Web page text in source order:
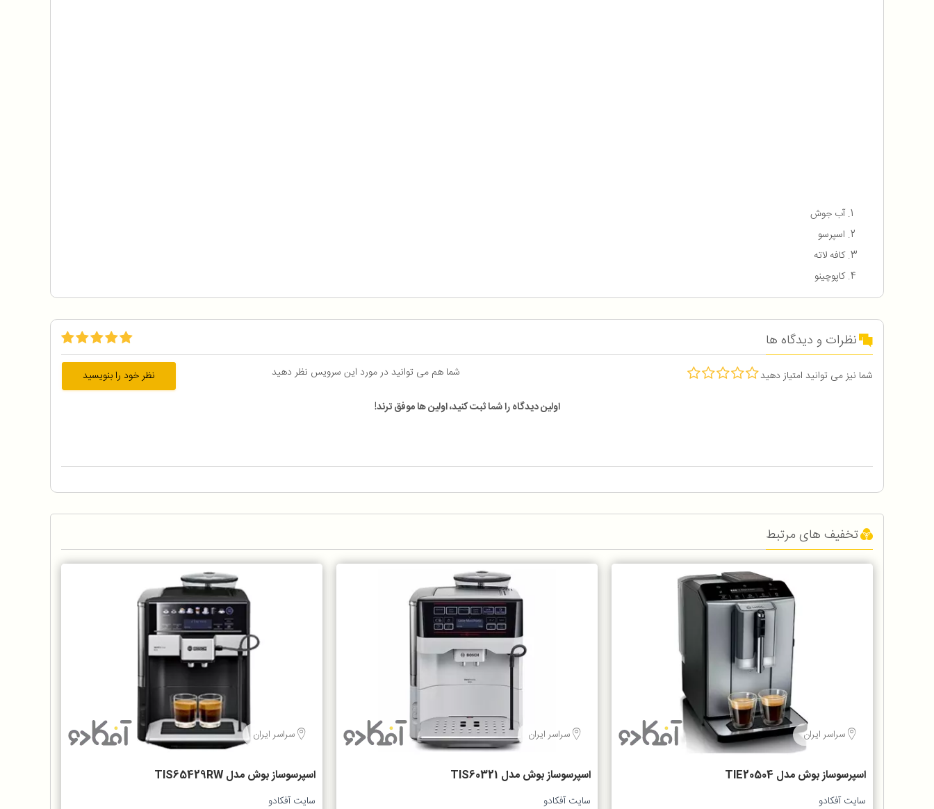
آب جوش
اسپرسو
کافه لاته
کاپوچینو
نظرات و دیدگاه ها
شما نیز می توانید امتیاز دهید شما هم می توانید در مورد این سرویس نظر دهید
نظر خود را بنویسید
اولین دیدگاه را شما ثبت کنید، اولین ها موفق ترند!
تخفیف های مرتبط
سراسر ایران
اسپرسوساز بوش مدل TIE20504
سایت آفکادو
سراسر ایران
اسپرسوساز بوش مدل TIS60321
سایت آفکادو
سراسر ایران
اسپرسوساز بوش مدل TIS65429RW
سایت آفکادو